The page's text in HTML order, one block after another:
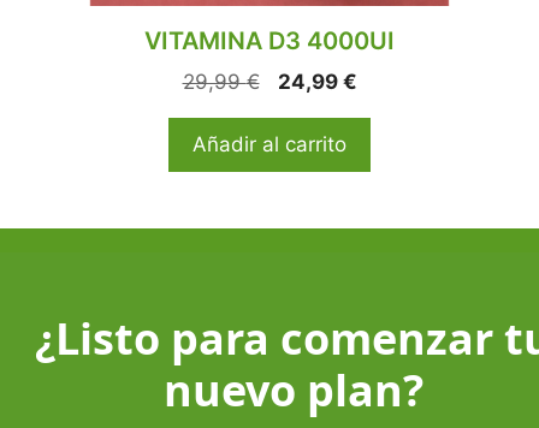
VITAMINA D3 4000UI
29,99€ 24,99 €
Añadir al carrito
¿Listo para comenzar
nuevo plan?